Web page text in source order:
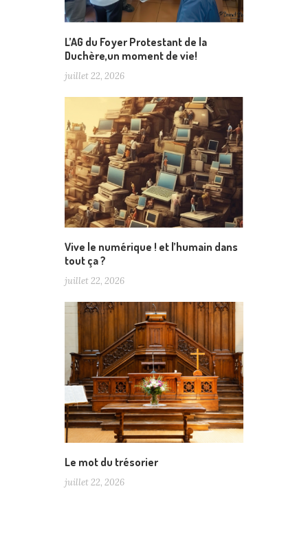
L’AG du Foyer Protestant de la
Duchère,un moment de vie!
juillet 22, 2026
Vive le numérique ! et l’humain dans
tout ça ?
juillet 22, 2026
Le mot du trésorier
juillet 22, 2026